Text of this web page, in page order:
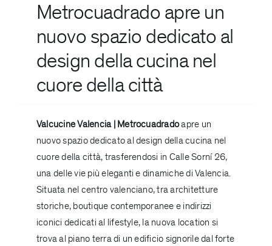
Metrocuadrado apre un
nuovo spazio dedicato al
design dellacucinanel
cuore della città
Valcucine Valencia | Metrocuadradoapre un
nuovo spazio dedicato al design della cucina nel
cuore della città, trasferendosi in Calle Sorní 26,
una delle vie più eleganti e dinamiche di Valencia.
Situata nel centro valenciano, tra architetture
storiche, boutique contemporanee e indirizzi
iconici dedicati al lifestyle, la nuova location si
trova al piano terra di un edificio signorile dal forte